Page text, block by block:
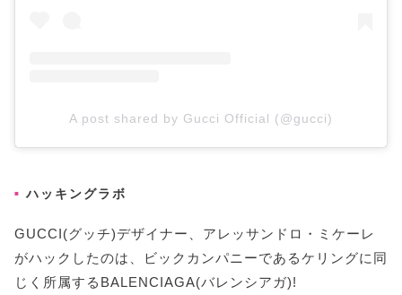
A post shared by Gucci Official (@gucci)
ハッキングラボ
GUCCI(グッチ)デザイナー、アレッサンドロ・ミケーレ
がハックしたのは、ビックカンパニーであるケリングに同
じく所属するBALENCIAGA(バレンシアガ)!